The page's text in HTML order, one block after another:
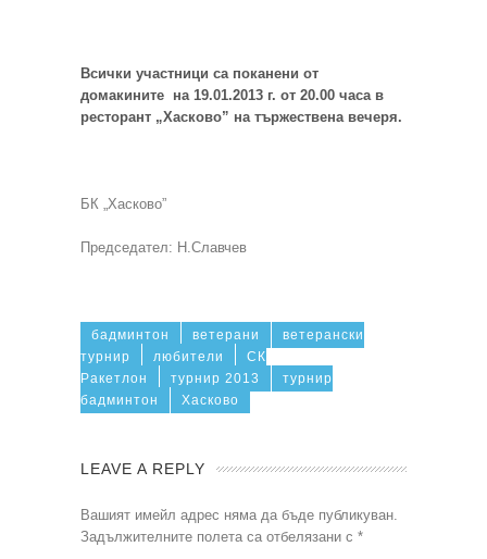
Всички участници са поканени от
домакините на 19.01.2013 г. от 20.00 часа в
ресторант „Хасково” на тържествена вечеря.
БК „Хасково”
Председател: Н.Славчев
бадминтон ветерани
ветерански
турнир
любители
СК
Ракетлон
турнир 2013
турнир
бадминтон
Хасково
LEAVE A REPLY
Вашият имейл адрес няма да бъде публикуван.
Задължителните полета са отбелязани с *